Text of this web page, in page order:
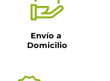
Envío a
Domicilio